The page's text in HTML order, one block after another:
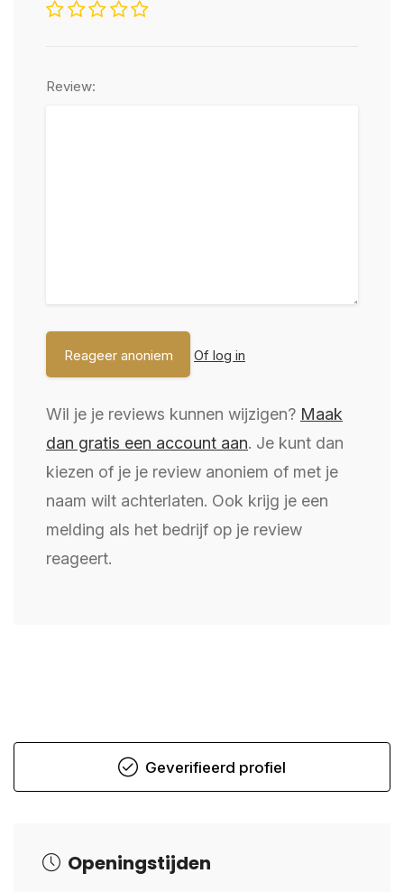
Review:
Of log in
Wil je je reviews kunnen wijzigen? Maak
dan gratis een account aan. Je kunt dan
kiezen of je je review anoniem of met je
naam wilt achterlaten. Ook krijg je een
melding als het bedrijf op je review
reageert.
Geverifieerd profiel
Openingstijden